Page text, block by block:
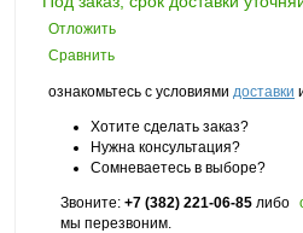
Отложить
Сравнить
ознакомьтесь с условиями доставки
Хотите сделать заказ?
Нужна консультация?
Сомневаетесь в выборе?
Звоните: +7 (382) 221-06-85 либо
мы перезвоним.